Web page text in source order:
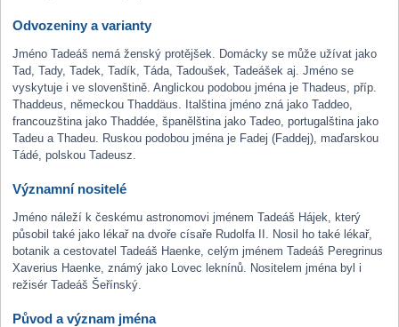
Odvozeniny a varianty
Jméno Tadeáš nemá ženský protějšek. Domácky se může užívat jako
Tad, Tady, Tadek, Tadík, Táda, Tadoušek, Tadeášek aj. Jméno se
vyskytuje i ve slovenštině. Anglickou podobou jména je Thadeus, příp.
Thaddeus, německou Thaddäus. Italština jméno zná jako Taddeo,
francouzština jako Thaddée, španělština jako Tadeo, portugalština jako
Tadeu a Thadeu. Ruskou podobou jména je Fadej (Faddej), maďarskou
Tádé, polskou Tadeusz.
Významní nositelé
Jméno náleží k českému astronomovi jménem Tadeáš Hájek, který
působil také jako lékař na dvoře císaře Rudolfa II. Nosil ho také lékař,
botanik a cestovatel Tadeáš Haenke, celým jménem Tadeáš Peregrinus
Xaverius Haenke, známý jako Lovec leknínů. Nositelem jména byl i
režisér Tadeáš Šeřínský.
Původ a význam jména